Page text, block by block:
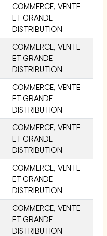
COMMERCE, VENTE
ET GRANDE
DISTRIBUTION
COMMERCE, VENTE
ET GRANDE
DISTRIBUTION
COMMERCE, VENTE
ET GRANDE
DISTRIBUTION
COMMERCE, VENTE
ET GRANDE
DISTRIBUTION
COMMERCE, VENTE
ET GRANDE
DISTRIBUTION
COMMERCE, VENTE
ET GRANDE
DISTRIBUTION